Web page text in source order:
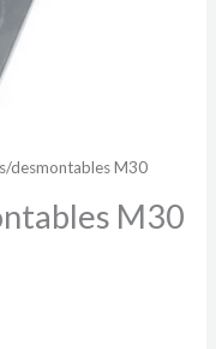
desmontables M30
M30